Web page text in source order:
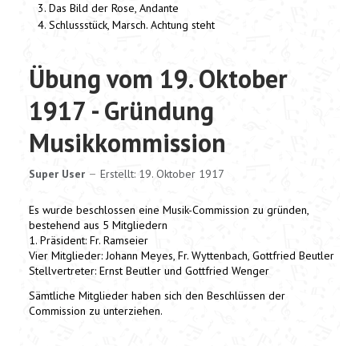
Das Bild der Rose, Andante
Schlussstück, Marsch. Achtung steht
Übung vom 19. Oktober
1917 - Gründung
Musikkommission
Super User Erstellt: 19. Oktober 1917
Es wurde beschlossen eine Musik-Commission zu gründen,
bestehend aus 5 Mitgliedern
1. Präsident: Fr. Ramseier
Vier Mitglieder: Johann Meyes, Fr. Wyttenbach, Gottfried Beutler
Stellvertreter: Ernst Beutler und Gottfried Wenger
Sämtliche Mitglieder haben sich den Beschlüssen der
Commission zu unterziehen.